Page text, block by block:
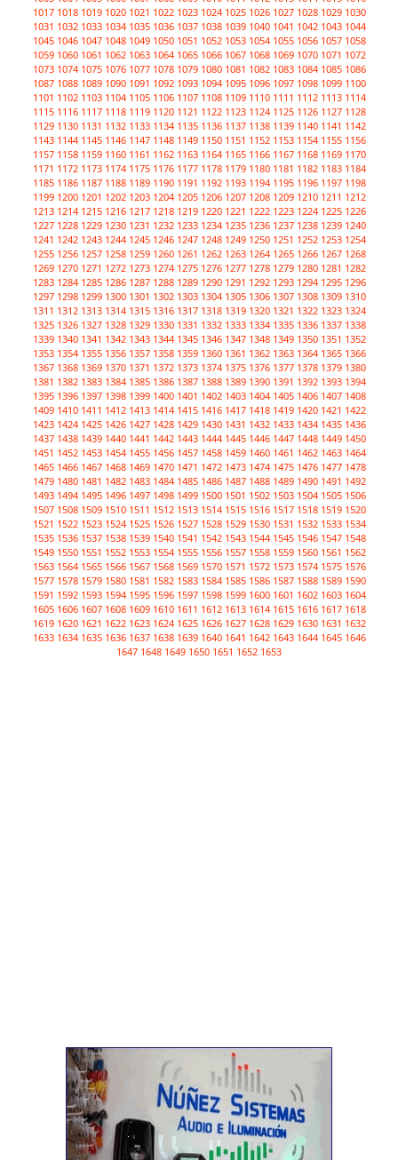
1017 1018 1019 1020 1021 1022 1023 1024 1025 1026 1027 1028 1029 1030
1031 1032 1033 1034 1035 1036 1037 1038 1039 1040 1041 1042 1043 1044
1045 1046 1047 1048 1049 1050 1051 1052 1053 1054 1055 1056 1057 1058
1059 1060 1061 1062 1063 1064 1065 1066 1067 1068 1069 1070 1071 1072
1073 1074 1075 1076 1077 1078 1079 1080 1081 1082 1083 1084 1085 1086
1087 1088 1089 1090 1091 1092 1093 1094 1095 1096 1097 1098 1099 1100
1101 1102 1103 1104 1105 1106 1107 1108 1109 1110 1111 1112 1113 1114
1115 1116 1117 1118 1119 1120 1121 1122 1123 1124 1125 1126 1127 1128
1129 1130 1131 1132 1133 1134 1135 1136 1137 1138 1139 1140 1141 1142
1143 1144 1145 1146 1147 1148 1149 1150 1151 1152 1153 1154 1155 1156
1157 1158 1159 1160 1161 1162 1163 1164 1165 1166 1167 1168 1169 1170
1171 1172 1173 1174 1175 1176 1177 1178 1179 1180 1181 1182 1183 1184
1185 1186 1187 1188 1189 1190 1191 1192 1193 1194 1195 1196 1197 1198
1199 1200 1201 1202 1203 1204 1205 1206 1207 1208 1209 1210 1211 1212
1213 1214 1215 1216 1217 1218 1219 1220 1221 1222 1223 1224 1225 1226
1227 1228 1229 1230 1231 1232 1233 1234 1235 1236 1237 1238 1239 1240
1241 1242 1243 1244 1245 1246 1247 1248 1249 1250 1251 1252 1253 1254
1255 1256 1257 1258 1259 1260 1261 1262 1263 1264 1265 1266 1267 1268
1269 1270 1271 1272 1273 1274 1275 1276 1277 1278 1279 1280 1281 1282
1283 1284 1285 1286 1287 1288 1289 1290 1291 1292 1293 1294 1295 1296
1297 1298 1299 1300 1301 1302 1303 1304 1305 1306 1307 1308 1309 1310
1311 1312 1313 1314 1315 1316 1317 1318 1319 1320 1321 1322 1323 1324
1325 1326 1327 1328 1329 1330 1331 1332 1333 1334 1335 1336 1337 1338
1339 1340 1341 1342 1343 1344 1345 1346 1347 1348 1349 1350 1351 1352
1353 1354 1355 1356 1357 1358 1359 1360 1361 1362 1363 1364 1365 1366
1367 1368 1369 1370 1371 1372 1373 1374 1375 1376 1377 1378 1379 1380
1381 1382 1383 1384 1385 1386 1387 1388 1389 1390 1391 1392 1393 1394
1395 1396 1397 1398 1399 1400 1401 1402 1403 1404 1405 1406 1407 1408
1409 1410 1411 1412 1413 1414 1415 1416 1417 1418 1419 1420 1421 1422
1423 1424 1425 1426 1427 1428 1429 1430 1431 1432 1433 1434 1435 1436
1437 1438 1439 1440 1441 1442 1443 1444 1445 1446 1447 1448 1449 1450
1451 1452 1453 1454 1455 1456 1457 1458 1459 1460 1461 1462 1463 1464
1465 1466 1467 1468 1469 1470 1471 1472 1473 1474 1475 1476 1477 1478
1479 1480 1481 1482 1483 1484 1485 1486 1487 1488 1489 1490 1491 1492
1493 1494 1495 1496 1497 1498 1499 1500 1501 1502 1503 1504 1505 1506
1507 1508 1509 1510 1511 1512 1513 1514 1515 1516 1517 1518 1519 1520
1521 1522 1523 1524 1525 1526 1527 1528 1529 1530 1531 1532 1533 1534
1535 1536 1537 1538 1539 1540 1541 1542 1543 1544 1545 1546 1547 1548
1549 1550 1551 1552 1553 1554 1555 1556 1557 1558 1559 1560 1561 1562
1563 1564 1565 1566 1567 1568 1569 1570 1571 1572 1573 1574 1575 1576
1577 1578 1579 1580 1581 1582 1583 1584 1585 1586 1587 1588 1589 1590
1591 1592 1593 1594 1595 1596 1597 1598 1599 1600 1601 1602 1603 1604
1605 1606 1607 1608 1609 1610 1611 1612 1613 1614 1615 1616 1617 1618
1619 1620 1621 1622 1623 1624 1625 1626 1627 1628 1629 1630 1631 1632
1633 1634 1635 1636 1637 1638 1639 1640 1641 1642 1643 1644 1645 1646
1647 1648 1649 1650 1651 1652 1653